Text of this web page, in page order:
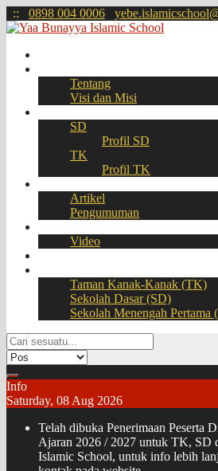
:: 0898 004 0006
Tentang
Visi dan Misi
SD
Profil SD
TK
Profil TK
Artikel
Pengumuman
Video
Taman Kanak-Kanak (TK)
Sekolah Dasar (SD)
Sekolah Menengah Pertama
Info
Saturday, 08 Aug 2026
Telah dibuka Penerimaan Peserta
Ajaran 2026 / 2027 untuk TK, SD
Islamic School, untuk info lebih